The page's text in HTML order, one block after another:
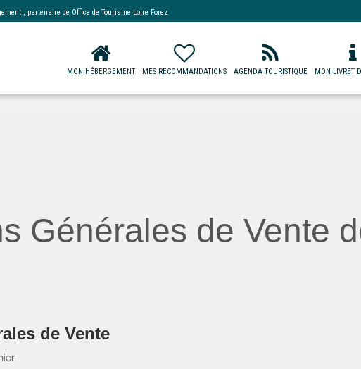
, partenaire de Office de Tourisme Loire Forez
MON HÉBERGEMENT MES RECOMMANDATIONS AGENDA TOURISTIQUE MON LIVRET
Générales de Vente
de Vente